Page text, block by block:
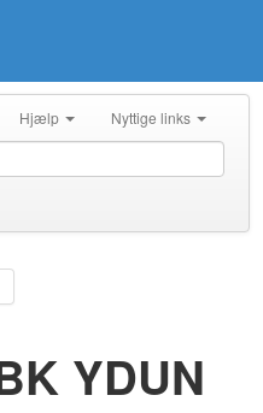
Hjælp Nyttige links
YDUN